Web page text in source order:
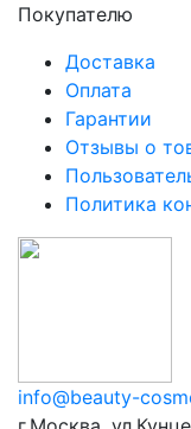
Покупателю
Доставка
Оплата
Гарантии
Отзывы о
Политика
info@beauty-